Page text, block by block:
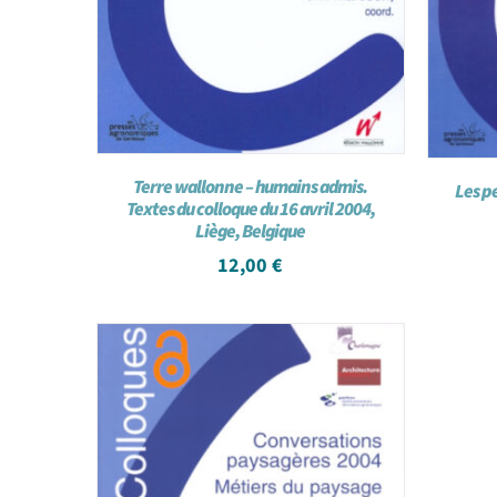
Terre wallonne – humains admis.
Textes du colloque du 16 avril 2004,
Liège, Belgique
12,00€
Les